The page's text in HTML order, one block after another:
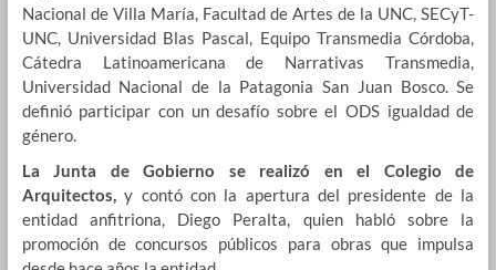
Nacional de Villa María, Facultad de Artes de la UNC, SECyT-
UNC, Universidad Blas Pascal, Equipo Transmedia Córdoba,
Cátedra Latinoamericana de Narrativas Transmedia,
Universidad Nacional de la Patagonia San Juan Bosco. Se
definió participar con un desafío sobre el ODS igualdad de
género.
La Junta de Gobierno se realizó en el Colegio de
Arquitectos,y contó con la apertura del presidente de la
entidad anfitriona, Diego Peralta, quien habló sobre la
promoción de concursos públicos para obras que impulsa